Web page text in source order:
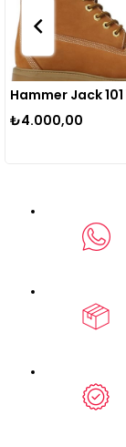
₺4.000,00